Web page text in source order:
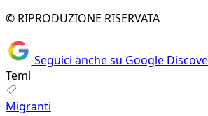
© RIPRODUZIONE RISERVATA
Seguici anche su Google
Temi
Migranti